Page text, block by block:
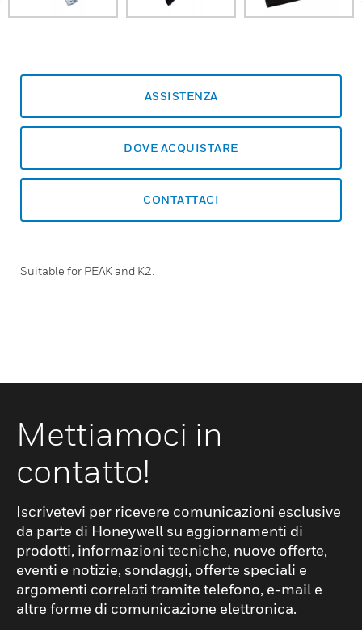
ASSISTENZA
DOVE ACQUISTARE
CONTATTACI
Suitable for PEAK and K2.
Mettiamoci in
contatto!
Iscrivetevi per ricevere comunicazioni esclusive
da parte di Honeywell su aggiornamenti di
prodotti, informazioni tecniche, nuove offerte,
eventi e notizie, sondaggi, offerte speciali e
argomenti correlati tramite telefono, e-mail e
altre forme di comunicazione elettronica.